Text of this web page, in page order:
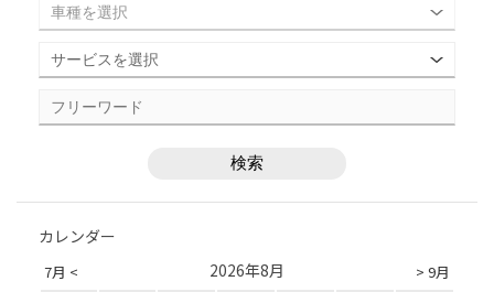
カレンダー
7月 < > 9月
2026年8月